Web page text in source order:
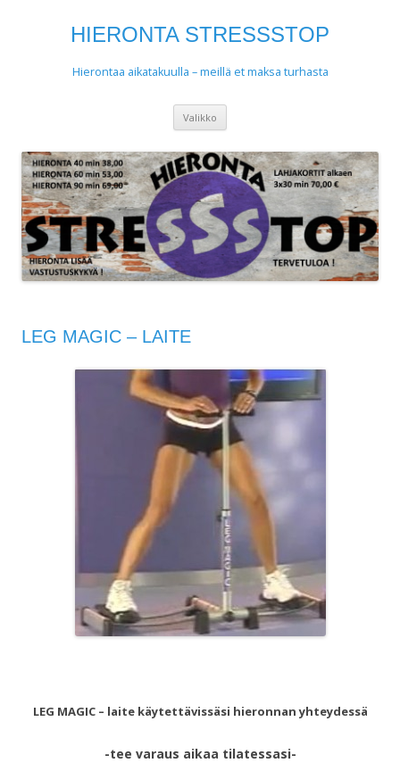
HIERONTA STRESSSTOP
Hierontaa aikatakuulla – meillä et maksa turhasta
Valikko
LEG MAGIC – LAITE
LEG MAGIC – laite käytettävissäsi hieronnan yhteydessä
-tee varaus aikaa tilatessasi-